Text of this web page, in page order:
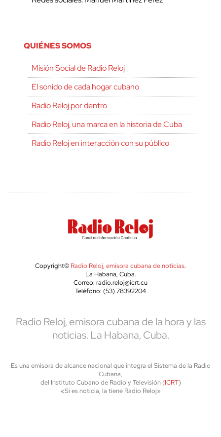
QUIÉNES SOMOS
Misión Social de Radio Reloj
El sonido de cada hogar cubano
Radio Reloj por dentro
Radio Reloj, una marca en la historia de Cuba
Radio Reloj en interacción con su público
Copyright© Radio Reloj, emisora cubana de noticias.
La Habana, Cuba.
Correo: radio.reloj@icrt.cu
Teléfono: (53) 78392204
Radio Reloj, emisora cubana de la hora y las
noticias. La Habana, Cuba.
Es una emisora de alcance nacional que integra el Sistema de la Radio
Cubana,
del Instituto Cubano de Radio y Televisión (ICRT)
«Si es noticia, la tiene Radio Reloj»